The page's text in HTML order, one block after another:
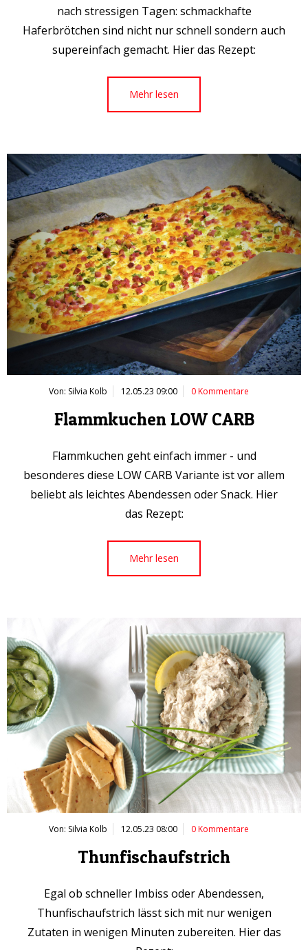
nach stressigen Tagen: schmackhafte
Haferbrötchen sind nicht nur schnell sondern auch
supereinfach gemacht. Hier das Rezept:
Mehr lesen
Von: Silvia Kolb 12.05.23 09:00 0 Kommentare
Flammkuchen LOW CARB
Flammkuchen geht einfach immer - und
besonderes diese LOW CARB Variante ist vor allem
beliebt als leichtes Abendessen oder Snack. Hier
das Rezept:
Mehr lesen
Von: Silvia Kolb 12.05.23 08:00 0 Kommentare
Thunfischaufstrich
Egal ob schneller Imbiss oder Abendessen,
Thunfischaufstrich lässt sich mit nur wenigen
Zutaten in wenigen Minuten zubereiten. Hier das